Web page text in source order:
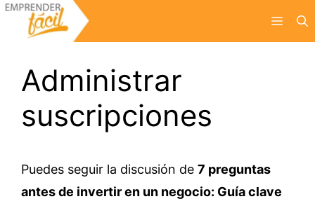
Saltar
Menú
Administrar
suscripciones
Puedes seguir la discusión de 7 preguntas
antes de invertir en un negocio: Guía clave